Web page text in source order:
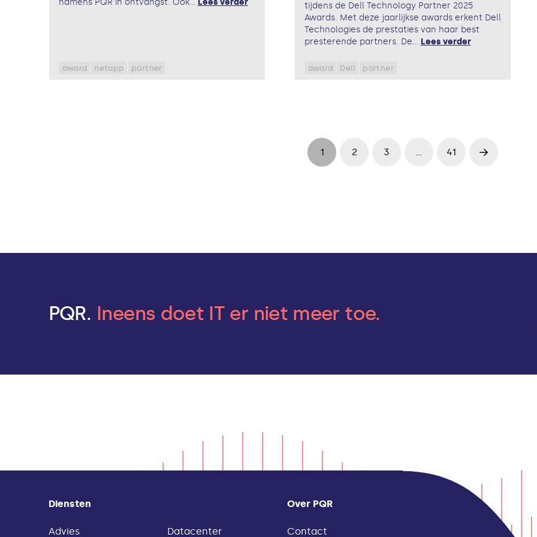
namens PQR in ontvangst. Ook... Lees verder
award netapp partner
tijdens de Dell Technology Partner 2025
Awards. Met deze jaarlijkse awards erkent Dell
Technologies de prestaties van haar best
presterende partners. De... Lees verder
award Dell partner
1 2 3 41 Next
PQR. Ineens doet IT er niet meer toe.
Diensten
Advies Datacenter
Over PQR
Contact